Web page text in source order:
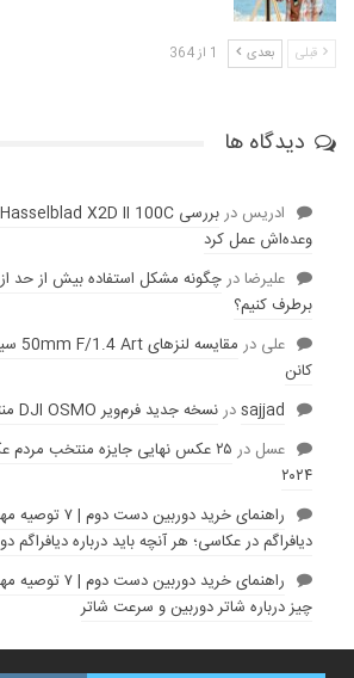
قبلی بعدی 1 از 364
دیدگاه ها
ادریس در
وعده‌‌اش عمل کرد
عليرضادرچگونه مشکل استفاده بیش از حد
برطرف کنیم؟
علی در
کانن
sajjadدرنسخه جدید فرم‌ویر DJI OSMO منتشر شد
عسل در
۲۵ عکس نهایی جایزه منتخب
۲۰۲۴
راهنمای خرید دوربین دست دوم | ۷ توصیه مهم - مجله پیکسل
دیافراگم در عکاسی؛ هر آنچه باید درباره دیافراگم
راهنمای خرید دوربین دست دوم | ۷ توصیه مهم - مجله پیکسل
چیز درباره شاتر دوربین و سرعت شاتر